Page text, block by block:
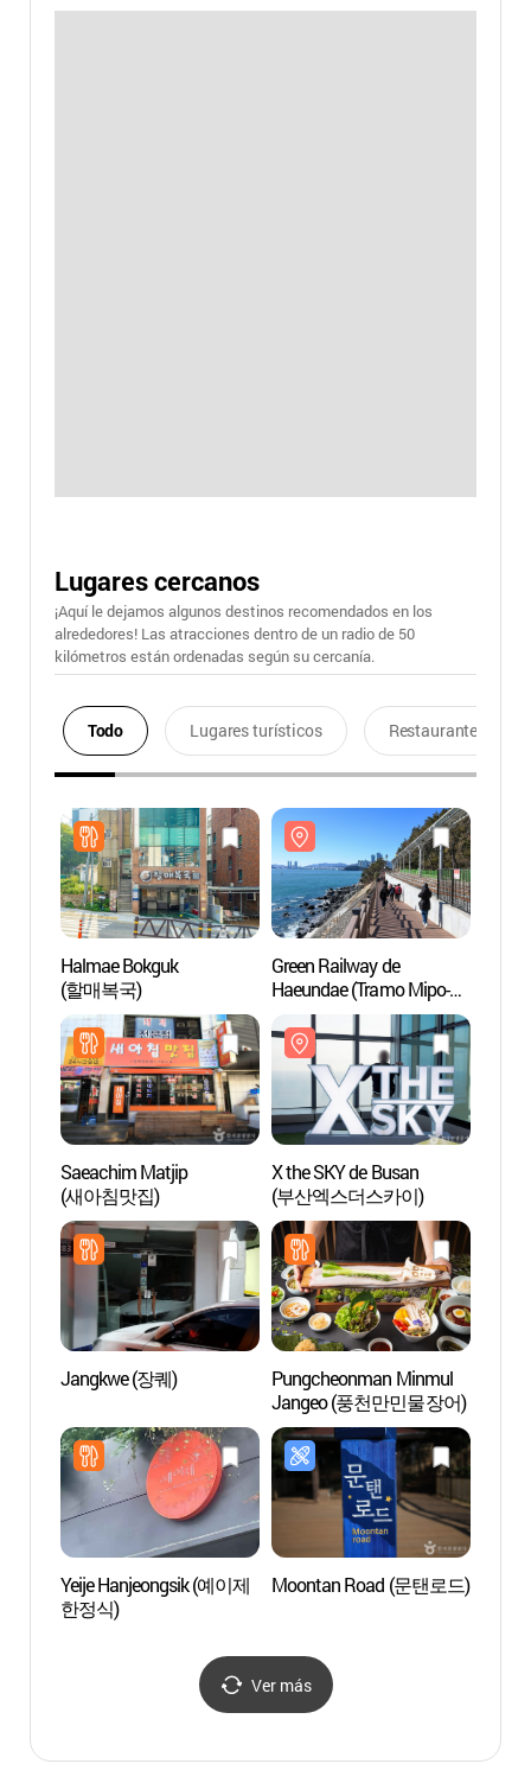
Lugares cercanos
¡Aquí le dejamos algunos destinos recomendados en los
alrededores! Las atracciones dentro de un radio de 50
kilómetros están ordenadas según su cercanía.
Todo Lugares turísticos Restaurantes
Halmae Bokguk
(할매복국)
Green Railway de
Haeundae (Tramo Mipo-
Songjeong) (해운대
그린레일웨이 (미포~송정
구간))
Saeachim Matjip
(새아침맛집)
X the SKY de Busan
(부산엑스더스카이)
Jangkwe (장퀘)
Pungcheonman Minmul
Jangeo (풍천만민물장어)
Yeije Hanjeongsik (예이제
한정식)
Moontan Road (문탠로드)
Ver más